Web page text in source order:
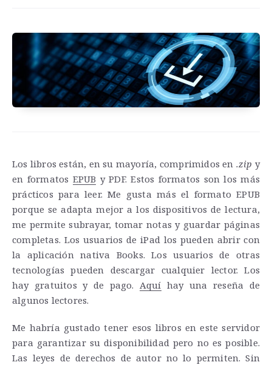
Los libros están, en su mayoría, comprimidos en .zip y
en formatos EPUB y PDF. Estos formatos son los más
prácticos para leer. Me gusta más el formato EPUB
porque se adapta mejor a los dispositivos de lectura,
me permite subrayar, tomar notas y guardar páginas
completas. Los usuarios de iPad los pueden abrir con
la aplicación nativa Books. Los usuarios de otras
tecnologías pueden descargar cualquier lector. Los
hay gratuitos y de pago. Aquí hay una reseña de
algunos lectores.
Me habría gustado tener esos libros en este servidor
para garantizar su disponibilidad pero no es posible.
Las leyes de derechos de autor no lo permiten. Sin